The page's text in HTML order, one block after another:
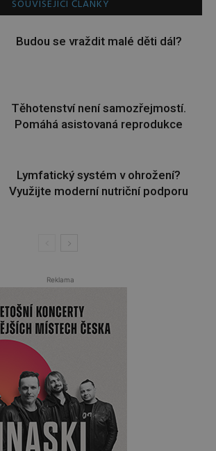
SOUVISEJÍCÍ ČLÁNKY
Budou se vraždit malé děti dál?
Těhotenství není samozřejmostí.
Pomáhá asistovaná reprodukce
Lymfatický systém v ohrožení?
Využijte moderní nutriční podporu
Reklama